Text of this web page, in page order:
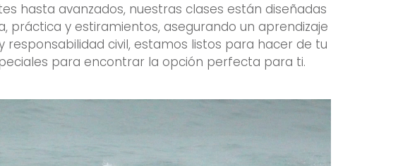
hasta avanzados, nuestras clases están diseñadas
práctica y estiramientos, asegurando un aprendizaje
civil, estamos listos para hacer de tu
para encontrar la opción perfecta para ti.